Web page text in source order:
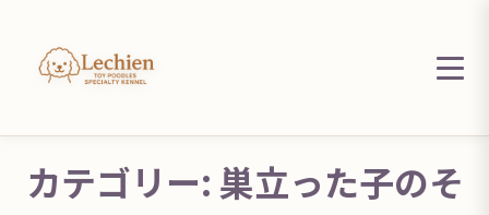
カテゴリー: 巣立った子のそ